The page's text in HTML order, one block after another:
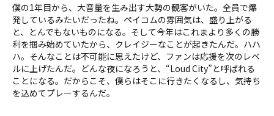
僕の1年目から、大音量を生み出す大勢の観客がいた。全員で爆
発しているみたいだったね。ペイコムの雰囲気は、盛り上がる
と、とんでもないものになる。そして今年はこれまより多くの勝
利を掴み始めていたから、クレイジーなことが起きたんだ。ハハ
ハ。そんなことは不可能に思えたけど、ファンは応援を次のレベ
ルに上げたんだ。どんな夜になろうと、“Loud City”と呼ばれる
ことになる。だからこそ、僕らはそこに行きたくなるし、気持ち
を込めてプレーするんだ。